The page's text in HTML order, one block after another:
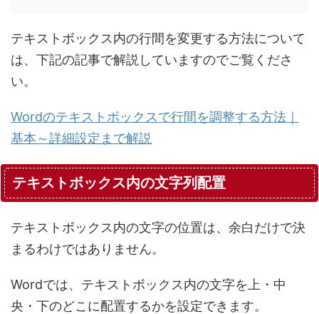
テキストボックス内の行間を変更する方法について
は、下記の記事で解説していますのでご覧くださ
い。
Wordのテキストボックスで行間を調整する方法｜
基本～詳細設定まで解説
テキストボックス内の文字列配置
テキストボックス内の文字の位置は、余白だけで決
まるわけではありません。
Wordでは、テキストボックス内の文字を上・中
央・下のどこに配置するかを設定できます。